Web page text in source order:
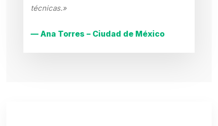
técnicas.»
— Ana Torres – Ciudad de México